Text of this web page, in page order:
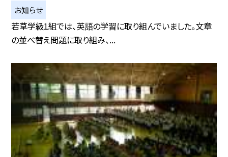
お知らせ
若草学級1組では、英語の学習に取り組んでいました。文章
の並べ替え問題に取り組み、...